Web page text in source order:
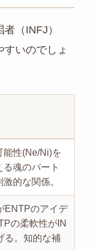
（INFJ）
いのでしょ
能性(Ne/Ni)を
魂のパート
的な関係。
ENTPのアイデ
の柔軟性がIN
る。知的な補